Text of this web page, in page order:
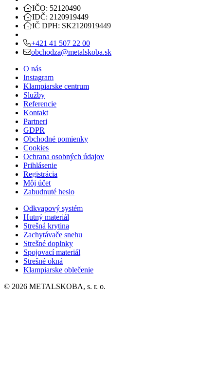
IČO: 52120490
IDČ: 2120919449
IČ DPH: SK2120919449
+421 41 507 22 00
obchodza@metalskoba.sk
O nás
Instagram
Klampiarske centrum
Služby
Referencie
Kontakt
Partneri
GDPR
Obchodné pomienky
Cookies
Ochrana osobných údajov
Prihlásenie
Registrácia
Môj účet
Zabudnuté heslo
Odkvapový systém
Hutný materiál
Strešná krytina
Zachytávače snehu
Strešné doplnky
Spojovací materiál
Strešné okná
Klampiarske oblečenie
© 2026 METALSKOBA, s. r. o.